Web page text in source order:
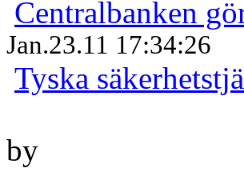
Centralbanken
Jan.23.11 17:34:26
Tyska
by